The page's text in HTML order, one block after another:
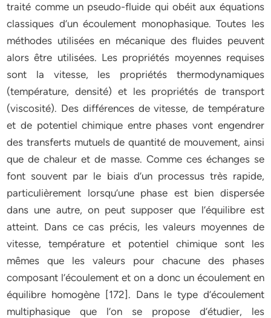
traité comme un pseudo-fluide qui obéit aux équations
classiques d’un écoulement monophasique. Toutes les
méthodes utilisées en mécanique des fluides peuvent
alors être utilisées. Les propriétés moyennes requises
sont la vitesse, les propriétés thermodynamiques
(température, densité) et les propriétés de transport
(viscosité). Des différences de vitesse, de température
et de potentiel chimique entre phases vont engendrer
des transferts mutuels de quantité de mouvement, ainsi
que de chaleur et de masse. Comme ces échanges se
font souvent par le biais d’un processus très rapide,
particulièrement lorsqu’une phase est bien dispersée
dans une autre, on peut supposer que l’équilibre est
atteint. Dans ce cas précis, les valeurs moyennes de
vitesse, température et potentiel chimique sont les
mêmes que les valeurs pour chacune des phases
composant l’écoulement et on a donc un écoulement en
équilibre homogène [172]. Dans le type d’écoulement
multiphasique que l’on se propose d’étudier, les